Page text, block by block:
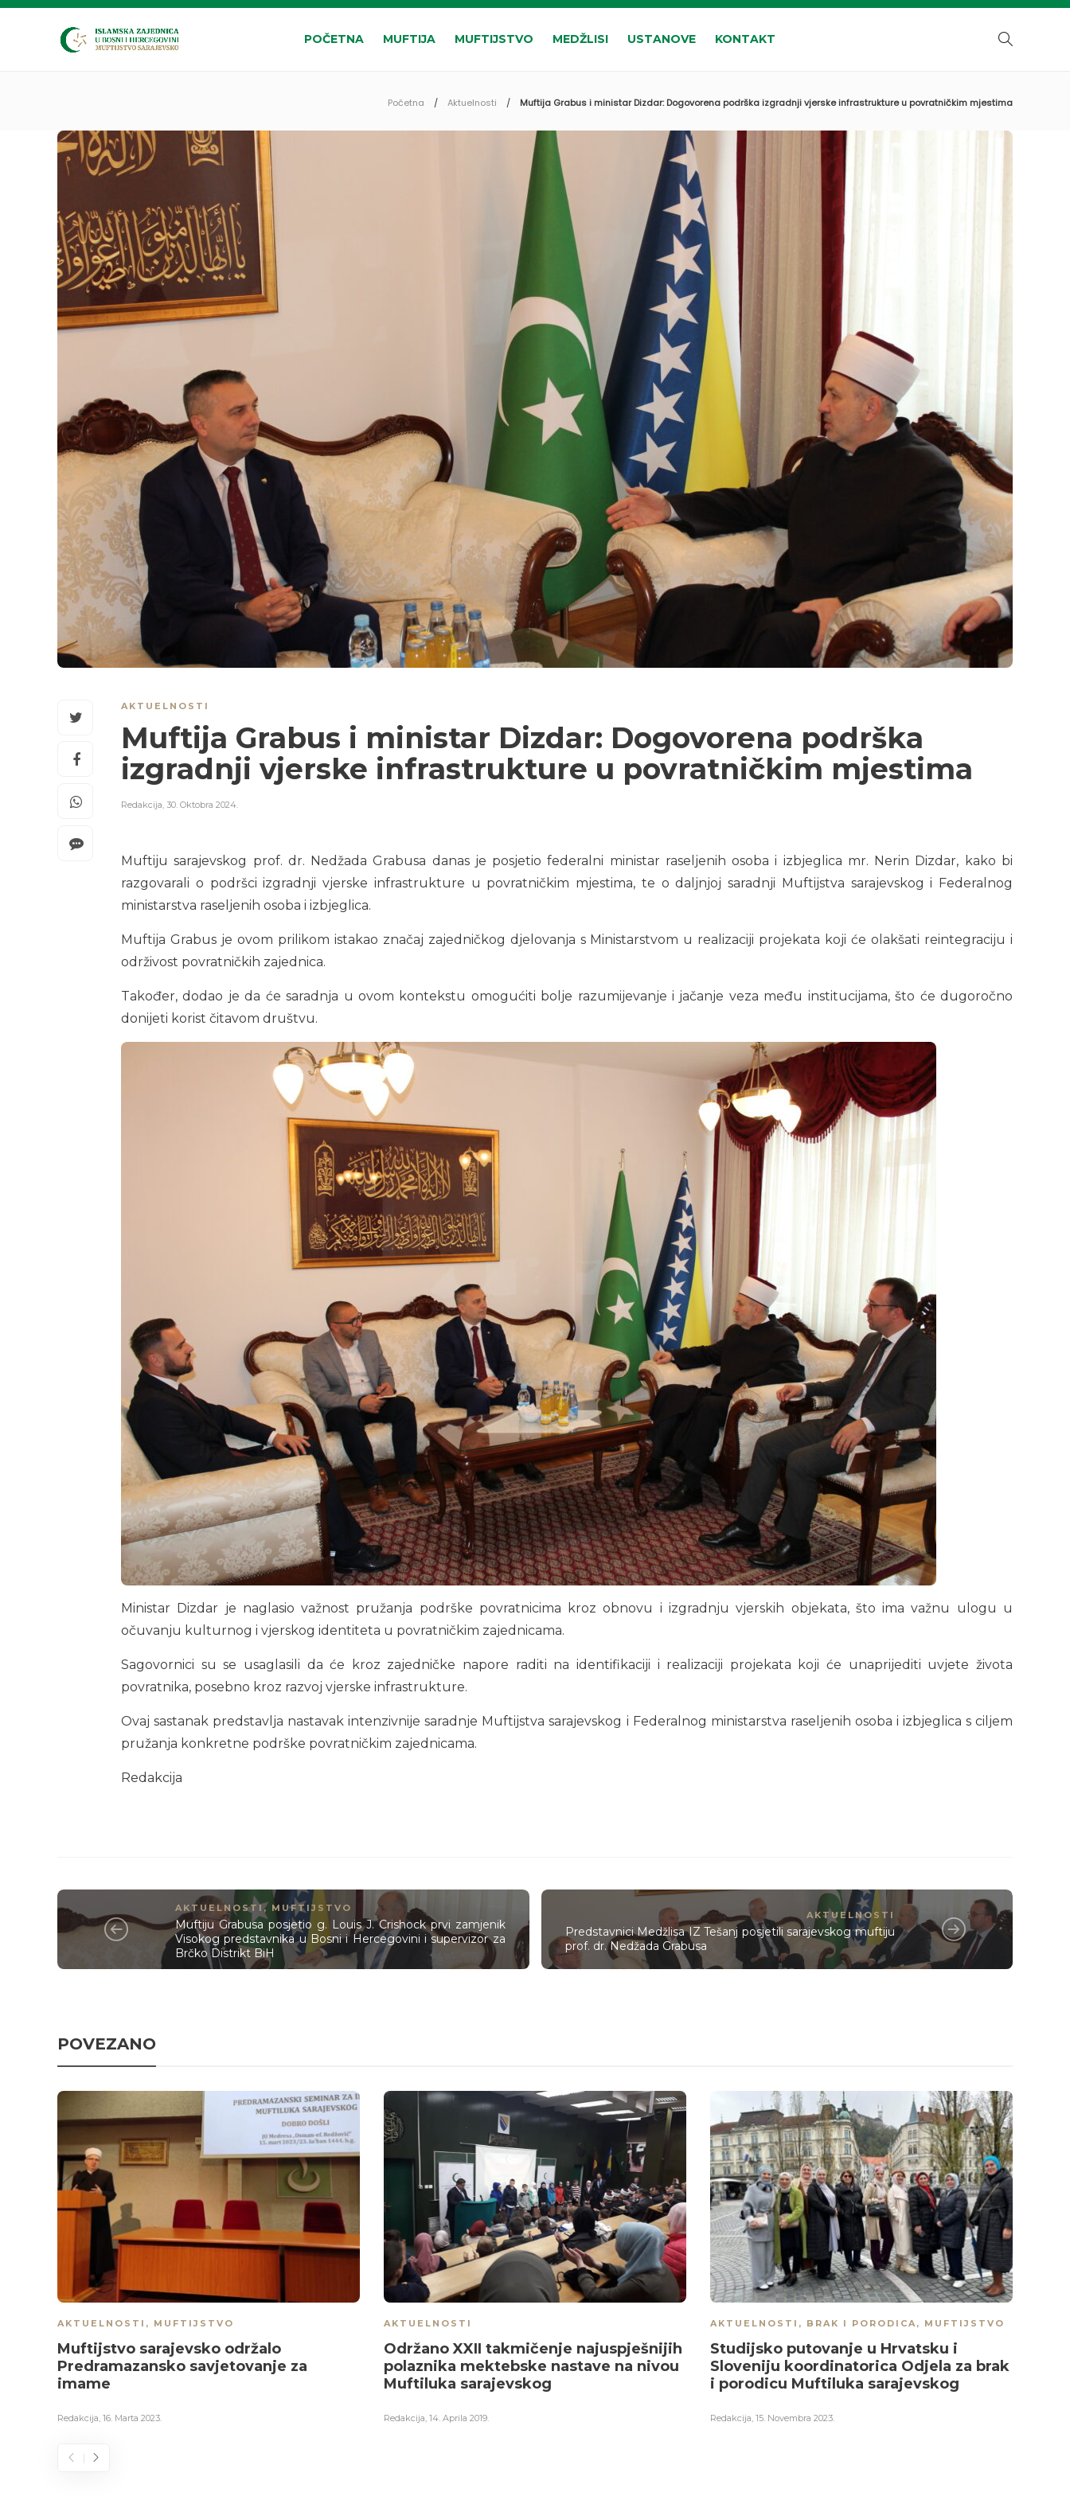
POČETNA MUFTIJA MUFTIJSTVO MEDŽLISI USTANOVE KONTAKT
Početna Aktuelnosti Muftija Grabus i ministar Dizdar: Dogovorena podrška izgradnji vjerske infrastrukture u povratničkim mjestima
AKTUELNOSTI
Muftija Grabus i ministar Dizdar: Dogovorena podrška
izgradnji vjerske infrastrukture u povratničkim mjestima
Redakcija, 30. Oktobra 2024.
Muftiju sarajevskog prof. dr. Nedžada Grabusa danas je posjetio federalni ministar raseljenih osoba i izbjeglica mr. Nerin Dizdar, kako bi
razgovarali o podršci izgradnji vjerske infrastrukture u povratničkim mjestima, te o daljnjoj saradnji Muftijstva sarajevskog i Federalnog
ministarstva raseljenih osoba i izbjeglica.
Muftija Grabus je ovom prilikom istakao značaj zajedničkog djelovanja s Ministarstvom u realizaciji projekata koji će olakšati reintegraciju i
održivost povratničkih zajednica.
Također, dodao je da će saradnja u ovom kontekstu omogućiti bolje razumijevanje i jačanje veza među institucijama, što će dugoročno
donijeti korist čitavom društvu.
Ministar Dizdar je naglasio važnost pružanja podrške povratnicima kroz obnovu i izgradnju vjerskih objekata, što ima važnu ulogu u
očuvanju kulturnog i vjerskog identiteta u povratničkim zajednicama.
Sagovornici su se usaglasili da će kroz zajedničke napore raditi na identifikaciji i realizaciji projekata koji će unaprijediti uvjete života
povratnika, posebno kroz razvoj vjerske infrastrukture.
Ovaj sastanak predstavlja nastavak intenzivnije saradnje Muftijstva sarajevskog i Federalnog ministarstva raseljenih osoba i izbjeglica s ciljem
pružanja konkretne podrške povratničkim zajednicama.
Redakcija
AKTUELNOSTI, MUFTIJSTVO
Muftiju Grabusa posjetio g. Louis J. Crishock prvi zamjenik
Visokog predstavnika u Bosni i Hercegovini i supervizor za
Brčko Distrikt BiH
AKTUELNOSTI
Predstavnici Medžlisa IZ Tešanj posjetili sarajevskog muftiju
prof. dr. Nedžada Grabusa
POVEZANO
AKTUELNOSTI , MUFTIJSTVO
Muftijstvo sarajevsko održalo
Predramazansko savjetovanje za
imame
Redakcija, 16. Marta 2023.
AKTUELNOSTI
Održano XXII takmičenje najuspješnijih
polaznika mektebske nastave na nivou
Muftiluka sarajevskog
Redakcija, 14. Aprila 2019.
AKTUELNOSTI , BRAK I PORODICA, MUFTIJSTVO
Studijsko putovanje u Hrvatsku i
Sloveniju koordinatorica Odjela za brak
i porodicu Muftiluka sarajevskog
Redakcija, 15. Novembra 2023.